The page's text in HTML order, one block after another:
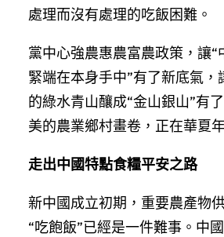
處理而沒有處理的吃飯困難。
黨中心強農惠農富農政策，讓“
緊端在本身手中”有了新底氣，
的綠水青山釀成“金山銀山”有
美的農業鄉村畫卷，正在華夏
走出中國特點食糧平安之路
新中國成立初期，重要農產物
“吃飽飯”已經是一件難事。中